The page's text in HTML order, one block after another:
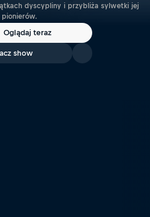
dyscypliny i przybliża sylwetki jej
pionierów.
Oglądaj teraz
show